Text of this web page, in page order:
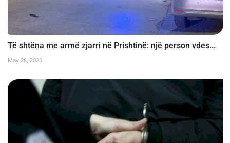
Të shtëna me armë zjarri në Prishtinë: një person vdes...
May 28, 2026